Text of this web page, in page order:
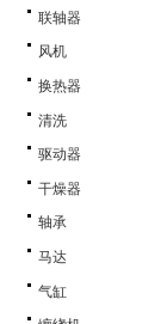
联轴器
风机
换热器
清洗
驱动器
干燥器
轴承
马达
气缸